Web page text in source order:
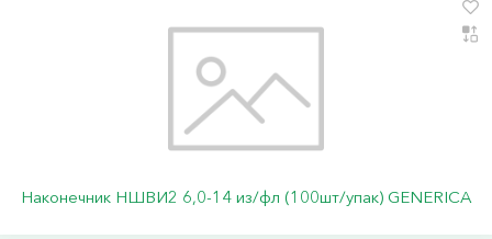
Наконечник НШВИ2 6,0-14 из/фл (100шт/упак) GENERICA